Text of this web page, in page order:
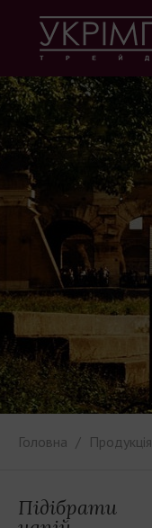
Головна Продукція
Підібрати